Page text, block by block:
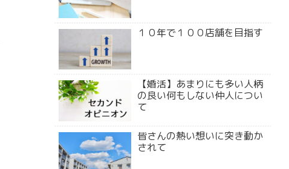
１０年で１００店舗を目指す
【婚活】あまりにも多い人柄
の良い何もしない仲人につい
て
皆さんの熱い想いに突き動か
されて